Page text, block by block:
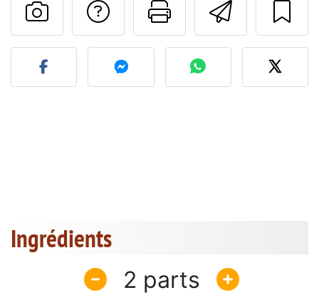
Imprimer
Poser une
Publier votre photo de
Ingrédients
2